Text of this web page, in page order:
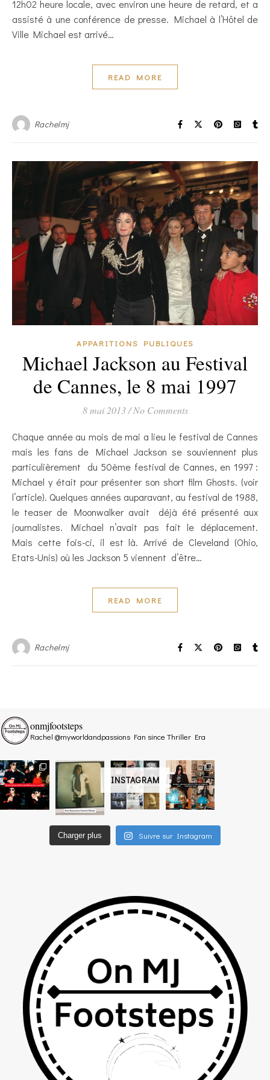
12h02 heure locale, avec environ une heure de retard, et a
assisté à une conférence de presse. Michael à l’Hôtel de
Ville Michael est arrivé…
READ MORE
Rachelmj
APPARITIONS PUBLIQUES
Michael Jackson au Festival
de Cannes, le 8 mai 1997
8 mai 2013/ No Comments
Chaque année au mois de mai a lieu le festival de Cannes
mais les fans de Michael Jackson se souviennent plus
particulièrement du 50ème festival de Cannes, en 1997 :
Michael y était pour présenter son short film Ghosts. (voir
l’article). Quelques années auparavant, au festival de 1988,
le teaser de Moonwalker avait déjà été présenté aux
journalistes. Michael n’avait pas fait le déplacement.
Mais cette fois-ci, il est là. Arrivé de Cleveland (Ohio,
Etats-Unis) où les Jackson 5 viennent d’être…
READ MORE
Rachelmj
INSTAGRAM
onmjfootsteps
Rachel @myworldandpassions Fan since Thriller Era
Charger plus Suivre sur Instagram